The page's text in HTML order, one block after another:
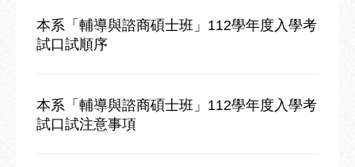
本系「輔導與諮商碩士班」112學年度入學考
試口試順序
本系「輔導與諮商碩士班」112學年度入學考
試口試注意事項